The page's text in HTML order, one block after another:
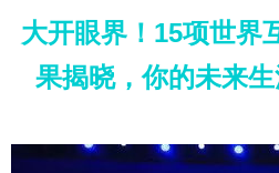
大开眼界！15项世界
果揭晓，你的未来